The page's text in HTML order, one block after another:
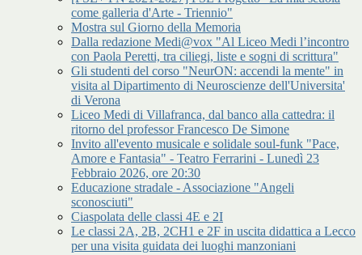
come galleria d'Arte - Triennio"
Mostra sul Giorno della Memoria
Dalla redazione Medi@vox "Al Liceo Medi l’incontro
con Paola Peretti, tra ciliegi, liste e sogni di scrittura"
Gli studenti del corso "NeurON: accendi la mente" in
visita al Dipartimento di Neuroscienze dell'Universita'
di Verona
Liceo Medi di Villafranca, dal banco alla cattedra: il
ritorno del professor Francesco De Simone
Invito all'evento musicale e solidale soul-funk "Pace,
Amore e Fantasia" - Teatro Ferrarini - Lunedì 23
Febbraio 2026, ore 20:30
Educazione stradale - Associazione "Angeli
sconosciuti"
Ciaspolata delle classi 4E e 2I
Le classi 2A, 2B, 2CH1 e 2F in uscita didattica a Lecco
per una visita guidata dei luoghi manzoniani